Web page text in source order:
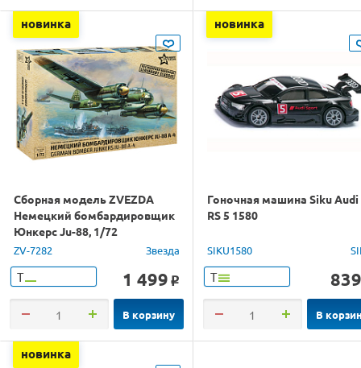
новинка
Сборная модель ZVEZDA
Немецкий бомбардировщик
Юнкерс Ju-88, 1/72
ZV-7282 Звезда
Т 1 499 o
В корзину
новинка
Гоночная машина Siku Audi
RS 5 1580
SIKU1580
Т 839
В
новинка